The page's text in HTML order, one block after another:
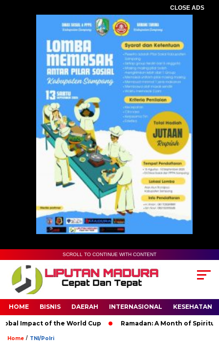
CLOSE ADS
SCROLL TO CONTINUE WITH CONTENT
HOME BISNIS DAERAH INTERNASIONAL KESEHATAN
Impact of the World Cup Ramadan: A Month of Spiritual
Home / TNI/Polri